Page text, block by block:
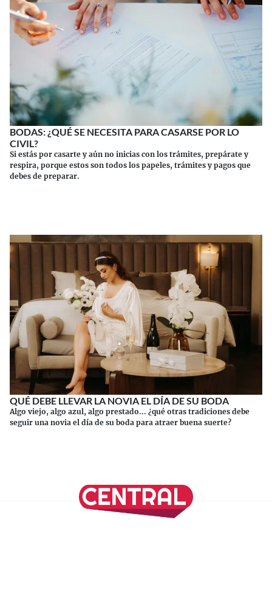
BODAS: ¿QUÉ SE NECESITA PARA CASARSE POR LO
CIVIL?
Si estás por casarte y aún no inicias con los trámites, prepárate y
respira, porque estos son todos los papeles, trámites y pagos que
debes de preparar.
QUÉ DEBE LLEVAR LA NOVIA EL DÍA DE SU BODA
Algo viejo, algo azul, algo prestado... ¿qué otras tradiciones debe
seguir una novia el día de su boda para atraer buena suerte?